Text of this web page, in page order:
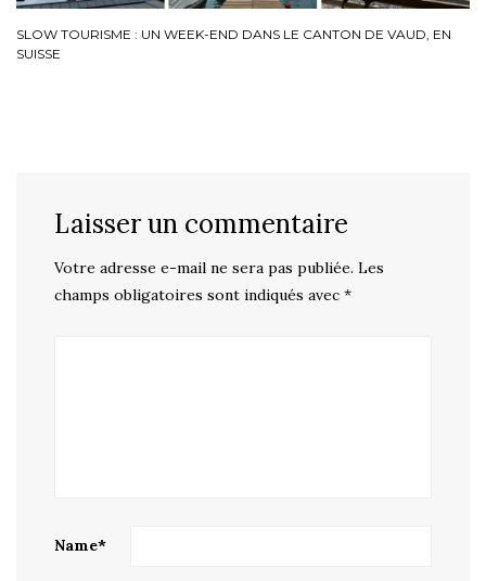
SLOW TOURISME : UN WEEK-END DANS LE CANTON DE VAUD, EN
SUISSE
Laisser un commentaire
Votre adresse e-mail ne sera pas publiée. Les
champs obligatoires sont indiqués avec *
Name*